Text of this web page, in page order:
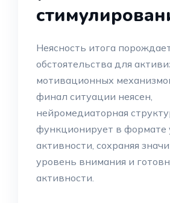
Неясность итога
обстоятельства для
мотивационных
финал ситуации неясен,
нейромедиаторная
функционирует в формате
активности, сохраняя
уровень внимания и
активности.